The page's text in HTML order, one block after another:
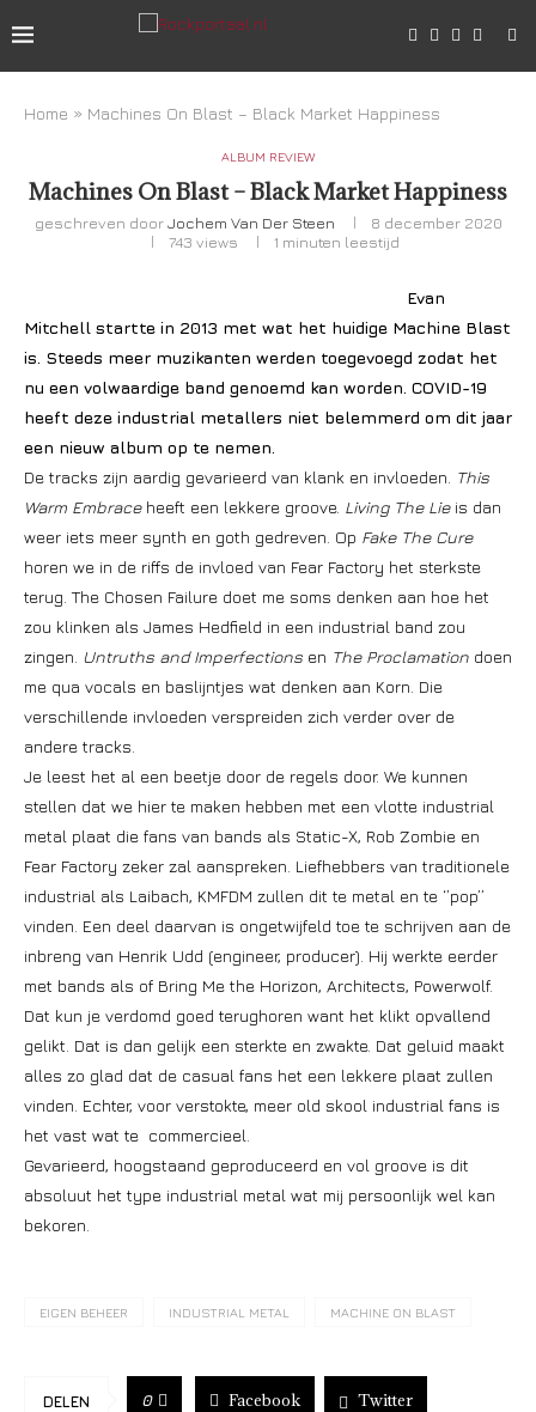
Home » Machines On Blast – Black Market Happiness
ALBUM REVIEW
Machines On Blast – Black Market Happiness
geschreven doorJochem Van Der Steen
8 december 2020
743 views 1 minuten leestijd
Evan
Mitchell startte in 2013 met wat het huidige Machine Blast
is. Steeds meer muzikanten werden toegevoegd zodat het
nu een volwaardige band genoemd kan worden. COVID-19
heeft deze industrial metallers niet belemmerd om dit jaar
een nieuw album op te nemen.
De tracks zijn aardig gevarieerd van klank en invloeden. This
Warm Embraceheeft een lekkere groove. Living The Lieis dan
weer iets meer synth en goth gedreven. Op Fake The Cure
horen we in de riffs de invloed van Fear Factory het sterkste
terug. The Chosen Failure doet me soms denken aan hoe het
zou klinken als James Hedfield in een industrial band zou
zingen. Untruths and Imperfections en The Proclamation doen
me qua vocals en baslijntjes wat denken aan Korn. Die
verschillende invloeden verspreiden zich verder over de
andere tracks.
Je leest het al een beetje door de regels door. We kunnen
stellen dat we hier te maken hebben met een vlotte industrial
metal plaat die fans van bands als Static-X, Rob Zombie en
Fear Factory zeker zal aanspreken. Liefhebbers van traditionele
industrial als Laibach, KMFDM zullen dit te metal en te ‘’pop’’
vinden. Een deel daarvan is ongetwijfeld toe te schrijven aan de
inbreng van Henrik Udd (engineer, producer). Hij werkte eerder
met bands als of Bring Me the Horizon, Architects, Powerwolf.
Dat kun je verdomd goed terughoren want het klikt opvallend
gelikt. Dat is dan gelijk een sterkte en zwakte. Dat geluid maakt
alles zo glad dat de casual fans het een lekkere plaat zullen
vinden. Echter, voor verstokte, meer old skool industrial fans is
het vast wat te commercieel.
Gevarieerd, hoogstaand geproduceerd en vol groove is dit
absoluut het type industrial metal wat mij persoonlijk wel kan
bekoren.
EIGEN BEHEER INDUSTRIAL METAL MACHINE ON BLAST
DELEN 0 Facebook Twitter